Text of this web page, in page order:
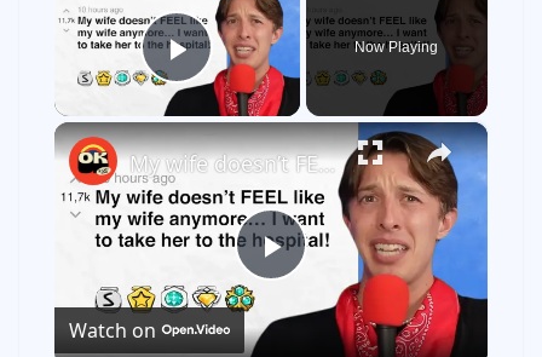
Play Video
Now Playing
×
P
My wife doesn’t FEEL like my wife anymore… I want to take her to the hospital! - r/BORUpdates | Reddit Stories
Watch on